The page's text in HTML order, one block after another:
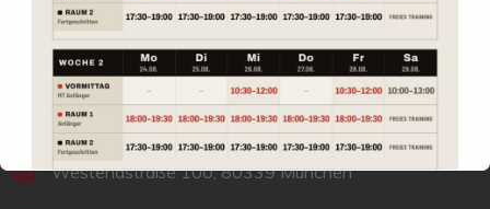
Kontakt
Westendstraße 100, 80339 München